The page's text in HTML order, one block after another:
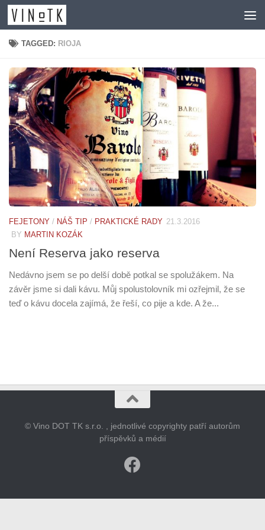
Skip to content
TAGGED: RIOJA
FEJETONY / NÁŠ TIP / PRAKTICKÉ RADY 21.3.2016
BY MARTIN KOZÁK
Není Reserva jako reserva
Nedávno jsem se po delší době potkal se spolužákem. Na
závěr jsme si dali kávu. Můj spolustolovník mi ozřejmil, že se
teď o kávu docela zajímá, že řeší, co pije a kde. A že...
© Vino DOT TK s.r.o. , jednotlivé copyrighty patří autorům
příspěvků a médií